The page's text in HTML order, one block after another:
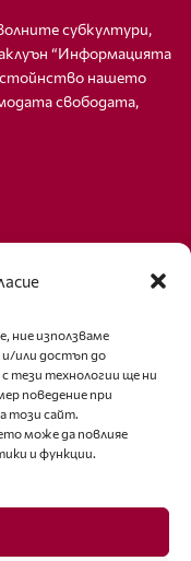
ние използваме
и/или достъп до
тези технологии ще ни
поведение при
този сайт.
може да повлияе
и функции.
субкултури,
“Информацията
нашето
свободата,